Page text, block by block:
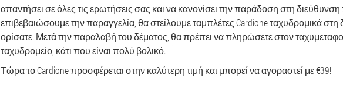
απαντήσει σε όλες τις ερωτήσεις σας και να κανονίσει την παράδοση στη
επιβεβαιώσουμε την παραγγελία, θα στείλουμε ταμπλέτες Cardione ταχυδρομικά
ορίσατε. Μετά την παραλαβή του δέματος, θα πρέπει να πληρώσετε στον
ταχυδρομείο, κάτι που είναι πολύ βολικό.
Τώρα το Cardione προσφέρεται στην καλύτερη τιμή και μπορεί να αγοραστεί με €39!